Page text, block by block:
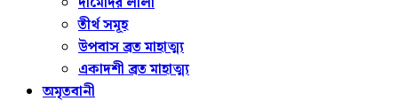
তীর্থ সমূহ
উপবাস ব্রত মাহাত্ম্য
একাদশী ব্রত মাহাত্ম্য
অমৃতবানী